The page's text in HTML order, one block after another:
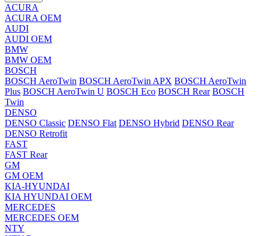
ACURA
ACURA OEM
AUDI
AUDI OEM
BMW
BMW OEM
BOSCH
BOSCH AeroTwin BOSCH AeroTwin APX BOSCH AeroTwin
Plus BOSCH AeroTwin U BOSCH Eco BOSCH Rear BOSCH
Twin
DENSO
DENSO Classic DENSO Flat DENSO Hybrid DENSO Rear
DENSO Retrofit
FAST
FAST Rear
GM
GM OEM
KIA-HYUNDAI
KIA HYUNDAI OEM
MERCEDES
MERCEDES OEM
NTY